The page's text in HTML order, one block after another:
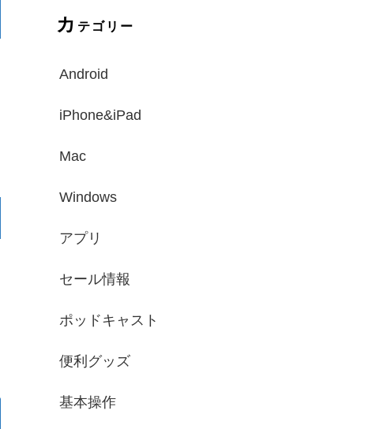
カ テゴリー
Android
iPhone&iPad
Mac
Windows
アプリ
セール情報
ポッドキャスト
便利グッズ
基本操作